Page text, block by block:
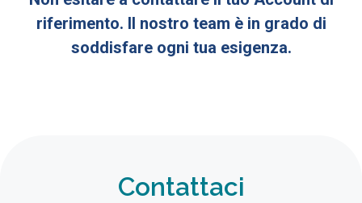
riferimento. Il nostro team è in grado di
soddisfare ogni tua esigenza.
Contattaci